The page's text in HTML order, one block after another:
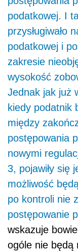
podatkowej. I
przysługiwało
podatkowej i
zakresie
wysokość
Jednak jak już
kiedy podatnik
między
postępowania
nowymi
3, pojawiły się
możliwość
po kontroli nie
postępowanie
wskazuje
ogóle nie będą